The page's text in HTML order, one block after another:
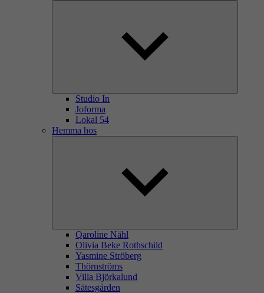
Studio In
Joforma
Lokal 54
Hemma hos
Qaroline Nähl
Olivia Beke Rothschild
Yasmine Ströberg
Thörnströms
Villa Björkalund
Sätesgården